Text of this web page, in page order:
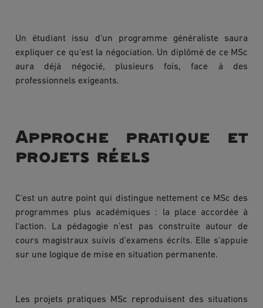
Un étudiant issu d'un programme généraliste saura
expliquer ce qu'est la négociation. Un diplômé de ce MSc
aura déjà négocié, plusieurs fois, face à des
professionnels exigeants.
Approche pratique et
projets réels
C'est un autre point qui distingue nettement ce MSc des
programmes plus académiques : la place accordée à
l'action. La pédagogie n'est pas construite autour de
cours magistraux suivis d'examens écrits. Elle s'appuie
sur une logique de mise en situation permanente.
Les projets pratiques MSc reproduisent des situations